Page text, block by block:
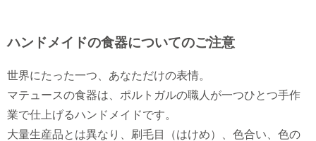
ハンドメイドの食器についてのご注意
世界にたった一つ、あなただけの表情。
マテュースの食器は、ポルトガルの職人が一つひとつ手作
業で仕上げるハンドメイドです。
大量生産品とは異なり、刷毛目（はけめ）、色合い、色の